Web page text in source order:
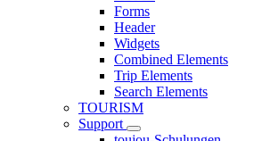
Forms
Header
Widgets
Combined Elements
Trip Elements
Search Elements
TOURISM
Support